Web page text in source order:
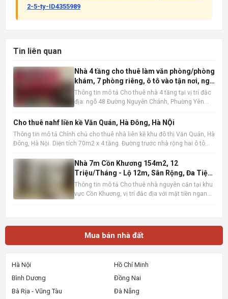
2-5-ty-ID4355989
Tin liên quan
Nhà 4 tầng cho thuê làm văn phòng/phòng
khám, 7 phòng riêng, ô tô vào tận nơi, ngõ
48 Nguyễn Chánh
Thông tin mô tả Cho thuê nhà 4 tầng tại vị trí đắc
địa: ngõ 48 Đường Nguyễn Chánh, Phường Yên
60m2 x 4 tầng, được thiết kế hợp lý với 7 phòng
kinh do
Cho thuê nahf liền kề Văn Quán, Hà Đông, Hà NỘi
Thông tin mô tả Chính chủ cho thuê nhà liên kề khu đô thị Văn Quán, Hà
Đông, Hà Nội. Diện tích 70m2 x 4 tầng. Đường trước nhà rộng hai ô tô
thị , gần ga đường sắt metro, bến xeNhà 7m Cồn Khương 154m2, 12
Triệu/Tháng - Lộ 12m, Sân Rộng, Đa Tiện
Ích
Thông tin mô tả Cho thuê nhà nguyên căn tại khu
vực Cồn Khương, vị trí đắc địa với mặt tiền ngang
Mua bán nhà đất
Hà Nội
Hồ Chí Minh
Bình Dương
Đồng Nai
Bà Rịa - Vũng Tàu
Đà Nẵng